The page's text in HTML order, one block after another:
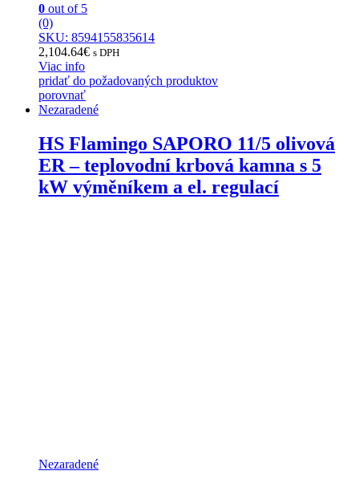
0 out of 5
(0)
SKU: 8594155835614
2,104.64€ s DPH
Viac info
pridať do požadovaných produktov
porovnať
Nezaradené
HS Flamingo SAPORO 11/5 olivová
ER – teplovodní krbová kamna s 5
kW výměníkem a el. regulací
Nezaradené